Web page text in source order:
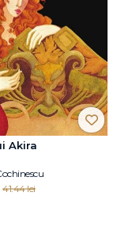
Akira
41.44 lei